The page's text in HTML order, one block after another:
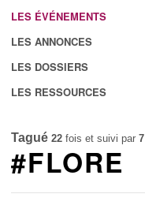
LES ÉVÉNEMENTS
LES ANNONCES
LES DOSSIERS
LES RESSOURCES
Tagué 22 fois et suivi par7
#FLORE